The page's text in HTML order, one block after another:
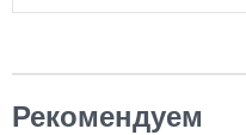
Рекомендуем